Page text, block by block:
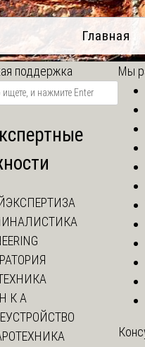
Главная
поддержка
К А
Мы